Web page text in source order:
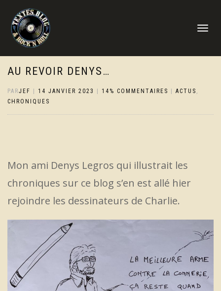
DÉPLIER
AU REVOIR DENYS…
PARJEF 14 JANVIER 2023 14% COMMENTAIRES ACTUS ,
CHRONIQUES
Mon ami Denys Legros qui illustrait les
chroniques sur ce blog s’en est allé hier
rejoindre les dessinateurs de Charlie.